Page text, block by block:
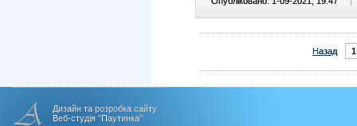
Назад 1
Дизайн та розробка сайту
Веб-студія "Паутинка"